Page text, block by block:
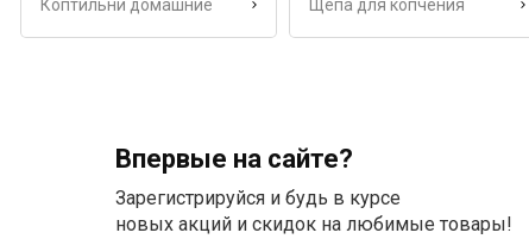
Коптильни домашние Щепа для копчения
Впервые на сайте?
Зарегистрируйся и будь в курсе
новых акций и скидок на любимые товары!